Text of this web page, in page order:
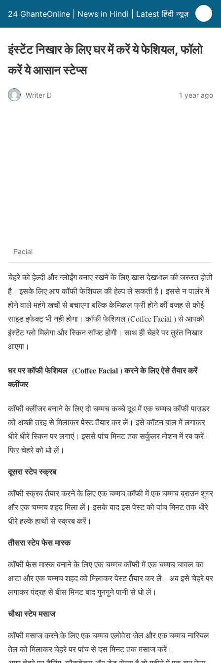
24 GhanteOnline | News in Hindi | Latest हिंदी न्यूज़
इंस्टेंट निखार के लिए घर में करें ये फेशियल, फॉलो
करें ये आसान स्टेप्स
Writer D 1 year ago
Facial
चेहरे को हेल्दी और ग्लोईंग बनाए रखने के लिए खास देखभाल की जरुरत होती
है। इसके लिए आप कॉफी फेशियल की हेल्प ले सकती है। इससे न पार्लर में
होने वाले महंगे खर्चो से बचाएगा बल्कि केमिकल फ्री होने की वजह से कोई
साइड इफेक्ट भी नही होगा। कॉफी फेशियल (Coffee Facial ) से आपको
इंस्टेंट ग्लो मिलेगा और स्किन सॉफ्ट होगी। साथ ही चेहरे पर तुरंत निखार
आएगा।
घर पर कॉफी फेशियल (Coffee Facial ) करने के लिए ऐसे तैयार करें
क्लींजर
कॉफी क्लींजर बनाने के लिए दो चम्मच कच्चे दूध में एक चम्मच कॉफी पाउडर
को अच्छी तरह से मिलाकर पेस्ट तैयार कर लें। इसे कॉटन बाल में लगाकर
धीरे धीरे स्किन पर लगाएं। इससे पांच मिनट तक सर्कुलर मोशन में रब करें।
फिर चेहरे को धो लें।
दूसरा स्टेप स्क्रब
कॉफी स्क्रब तैयार करने के लिए एक चम्मच कॉफी में एक चम्मच ब्राउन शुगर
और एक चम्मच शहद मिला लें। इसके बाद इस पेस्ट को पांच मिनट तक धीरे
धीरे हल्के हाथों से स्क्रब करें।
तीसरा स्टेप फेस मास्क
कॉफी फेस मास्क बनाने के लिए एक चम्मच कॉफी में एक चम्मच चावल का
आटा और एक चम्मच शहद को मिलाकर पेस्ट तैयार कर लें। अब इसे चेहरे पर
लगाकर पंद्रह से बीस मिनट बाद गुनगुने पानी से धो लें।
चौथा स्टेप मसाज
कॉफी मसाज करने के लिए एक चम्मच एलोवेरा जेल और एक चम्मच नारियल
तेल को मिलाकर चेहरे पर पांच से दस मिनट तक मसाज करें।